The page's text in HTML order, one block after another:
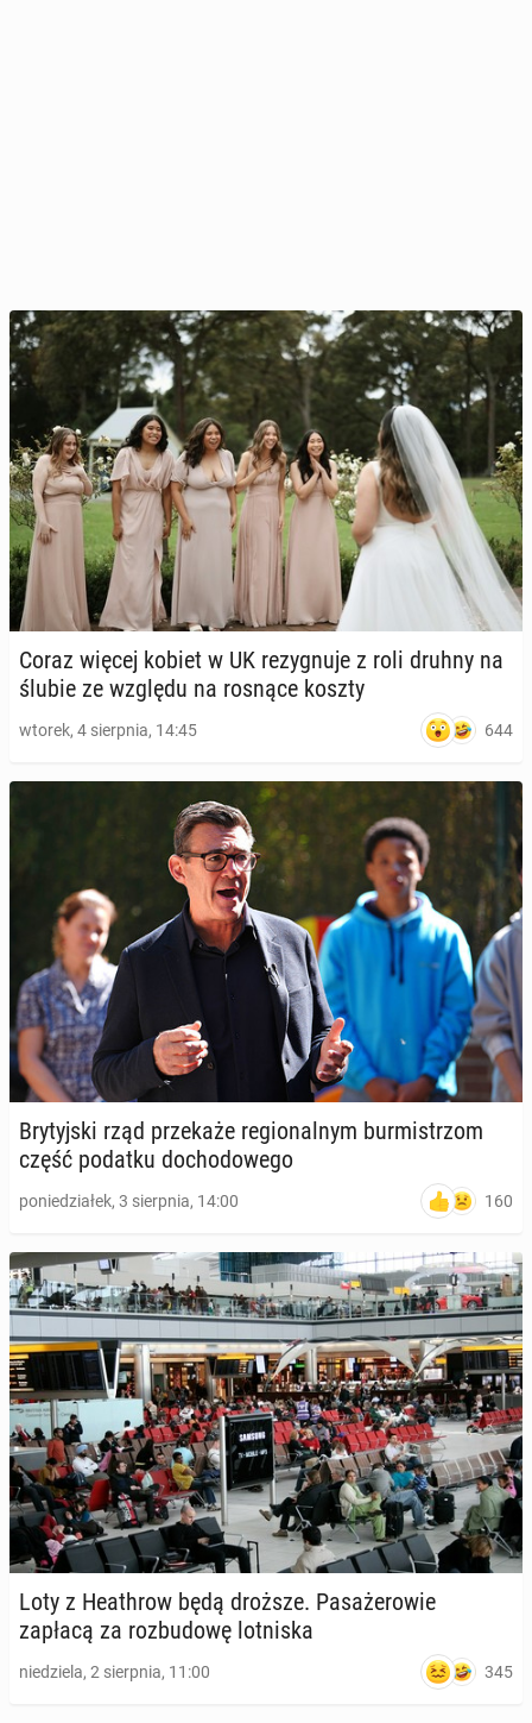
Coraz więcej kobiet w UK re­zy­gnu­je z roli druhny na
ślubie ze względu na rosnące koszty
wtorek, 4 sierpnia, 14:45 644
Bry­tyj­ski rząd prze­ka­że re­gio­nal­nym bur­mi­strzom
część podatku do­cho­do­we­go
poniedziałek, 3 sierpnia, 14:00 160
Loty z He­ath­row będą droższe. Pa­sa­że­ro­wie
zapłacą za roz­bu­do­wę lot­ni­ska
niedziela, 2 sierpnia, 11:00 345